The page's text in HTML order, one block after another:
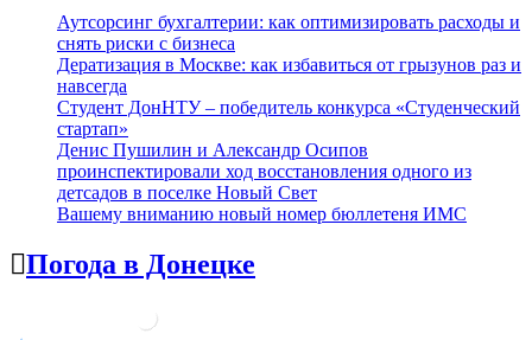
Аутсорсинг бухгалтерии: как оптимизировать расходы и
снять риски с бизнеса
Дератизация в Москве: как избавиться от грызунов раз и
навсегда
Студент ДонНТУ – победитель конкурса «Студенческий
стартап»
Денис Пушилин и Александр Осипов
проинспектировали ход восстановления одного из
детсадов в поселке Новый Свет
Вашему вниманию новый номер бюллетеня ИМС
Погода в Донецке